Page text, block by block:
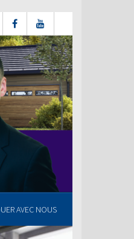
AVEC NOUS